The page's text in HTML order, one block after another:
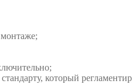
который